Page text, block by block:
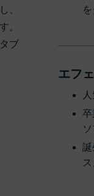
、
。
ブ
エフ
卒
誕